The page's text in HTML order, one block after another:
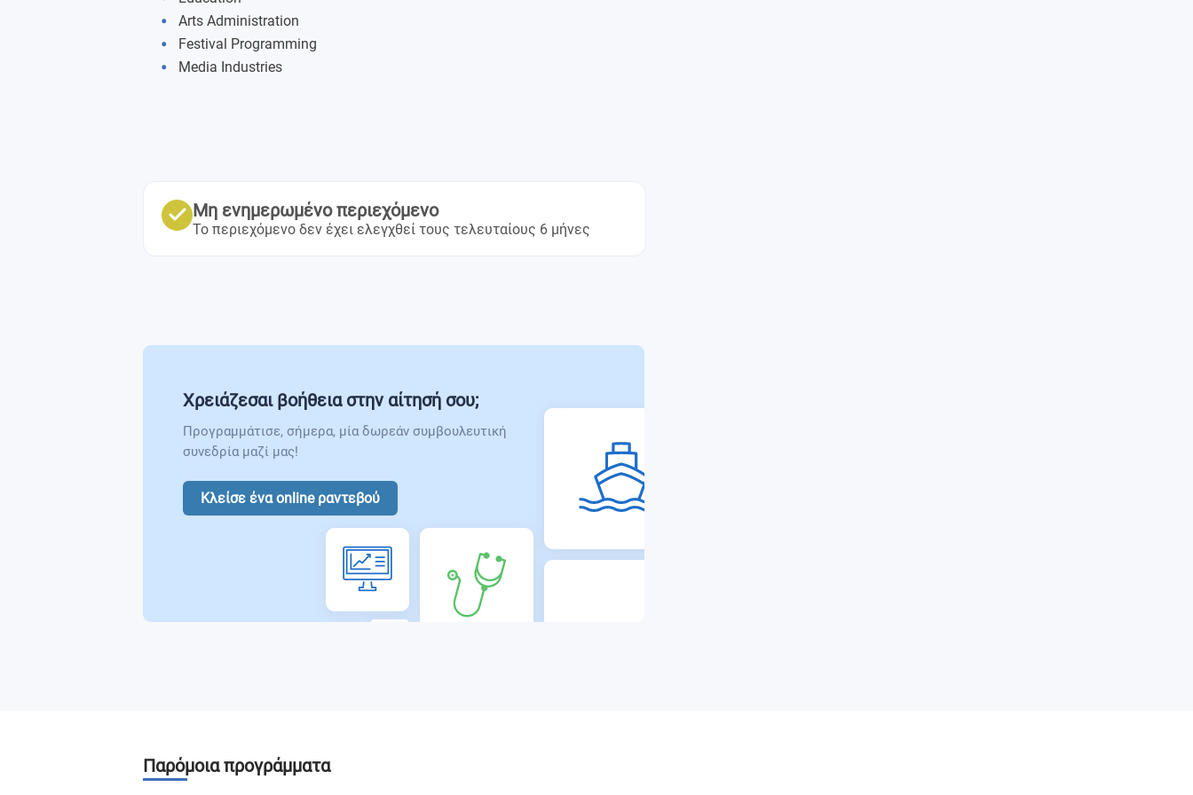
Research Project
Free-choice Εlectives
Arts Administration
Festival Programming
Media Industries
Μη ενημερωμένο περιεχόμενο
Το περιεχόμενο δεν έχει ελεγχθεί τους τελευταίους 6 μήνες
Χρειάζεσαι βοήθεια στην αίτησή σου;
Προγραμμάτισε, σήμερα, μία δωρεάν συμβουλευτική
συνεδρία μαζί μας!
Κλείσε ένα online ραντεβού
Παρόμοια προγράμματα